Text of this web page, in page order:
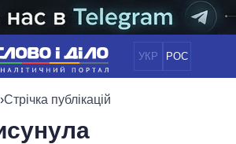
УКР РОС
НОВИНИ
ПОЛІТИКА
ОБIЦЯНКИ
›Стрічка публікацій